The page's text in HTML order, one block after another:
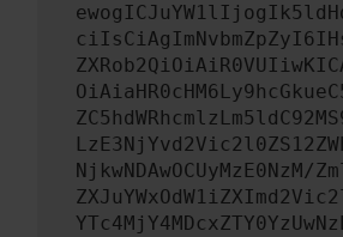
NjkwNDAwOCUyMzE0NzM/